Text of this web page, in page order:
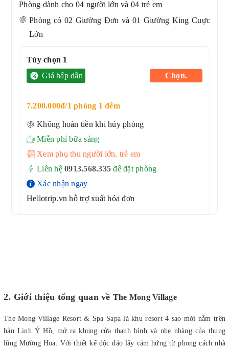
Phòng dành cho 04 người lớn và 04 trẻ em
Phòng có 02 Giường Đơn và 01 Giường King Cuực
Lớn
Tùy chọn 1
Giá hấp dẫn
7.200.000đ/1 phòng 1 đêm
Không hoàn tiền khi hủy phòng
Miễn phí bữa sáng
Xem phụ thu người lớn, trẻ em
Liên hệ 0913.568.335 để đặt phòng
Xác nhận ngay
Hellotrip.vn hỗ trợ xuất hóa đơn
Chọn.
2. Giới thiệu tổng quan về The Mong Village
The Mong Village Resort & Spa Sapa là khu resort 4 sao mới nằm trên
bản Linh Ý Hồ, mở ra khung cửa thanh bình và nhẹ nhàng của thung
lũng Mường Hoa. Với thiết kế độc đáo lấy cảm hứng từ phong cách nhà